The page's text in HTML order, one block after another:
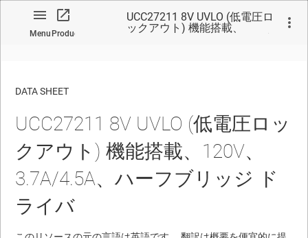
MenuProduct
UCC27211 8V UVLO (低電圧ロ
ックアウト) 機能搭載、
No matches found.
DATA SHEET
UCC27211 8V UVLO (低電圧ロッ
クアウト) 機能搭載、120V、
3.7A/4.5A、ハーフブリッジ ド
ライバ